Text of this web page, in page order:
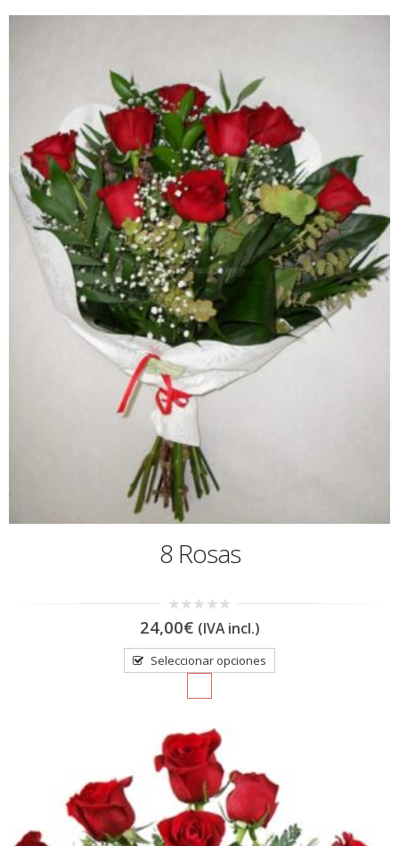
8 Rosas
0
out
5
24,00€ (IVA incl.)
Seleccionar opciones